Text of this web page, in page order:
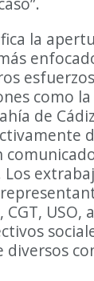
la
como
de
Los
CGT,
diversos